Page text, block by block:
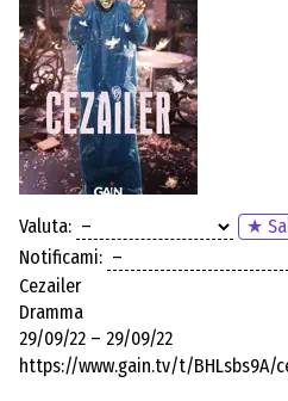
Valuta:
★
Notificami:
Cezailer
Dramma
29/09/22 – 29/09/22
https://www.gain.tv/t/BHLsbs9A/